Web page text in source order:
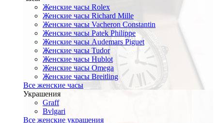
Женские часы Rolex
Женские часы Richard Mille
Женские часы Vacheron Constantin
Женские часы Patek Philippe
Женские часы Audemars Piguet
Женские часы Tudor
Женские часы Hublot
Женские часы Omega
Женские часы Breitling
Все женские часы
Украшения
Graff
Bvlgari
Все женские украшения